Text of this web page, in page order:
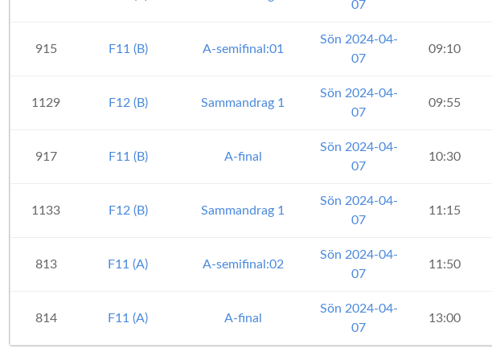
07
915 F11 (B) A-semifinal:01
Sön 2024-04-
07
09:10
1129 F12 (B) Sammandrag 1
Sön 2024-04-
07
09:55
917 F11 (B) A-final
Sön 2024-04-
07
10:30
1133 F12 (B) Sammandrag 1
Sön 2024-04-
07
11:15
813 F11 (A) A-semifinal:02
Sön 2024-04-
07
11:50
814 F11 (A) A-final
Sön 2024-04-
07
13:00